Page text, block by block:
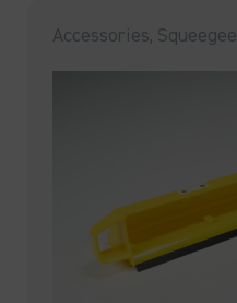
Accessories, Squeegee